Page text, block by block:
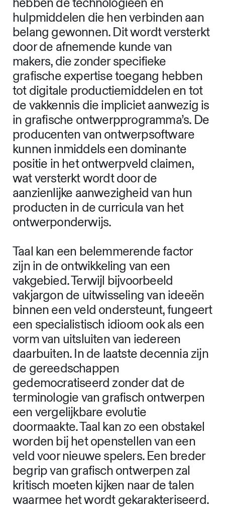
kennis en autoriteit van de maker. Een
steeds veranderend grafisch product
wint aan autoriteit wanneer het is
ingebed in een publiek debat over de
totstandkoming en bronnen.
Omdat zowel de staat van het
grafische product als de rol van de
maker- gebruiker dynamisch is,
hebben de technologieën en
hulpmiddelen die hen verbinden aan
belang gewonnen. Dit wordt versterkt
door de afnemende kunde van
makers, die zonder specifieke
grafische expertise toegang hebben
tot digitale productiemiddelen en tot
in grafische ontwerpprogramma’s. De
producenten van ontwerpsoftware
kunnen inmiddels een dominante
positie in het ontwerpveld claimen,
wat versterkt wordt door de
aanzienlijke aanwezigheid van hun
producten in de curricula van het
ontwerponderwijs.
Taal kan een belemmerende factor
zijn in de ontwikkeling van een
vakgebied. Terwijl bijvoorbeeld
vakjargon de uitwisseling van ideeën
binnen een veld ondersteunt, fungeert
een specialistisch idioom ook als een
vorm van uitsluiten van iedereen
daarbuiten. In de laatste decennia zijn
de gereedschappen